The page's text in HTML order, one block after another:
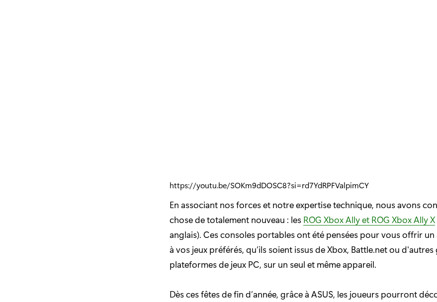
https://youtu.be/SOKm9dDOSC8?si=rd7YdRPFValpimCY
En associant nos forces et notre expertise technique, nous avons
chose de totalement nouveau : les ROG Xbox Ally et ROG Xbox Ally X
anglais). Ces consoles portables ont été pensées pour vous offrir un
à vos jeux préférés, qu’ils soient issus de Xbox, Battle.net ou
plateformes de jeux PC, sur un seul et même appareil.
Dès ces fêtes de fin d’année, grâce à ASUS, les joueurs pourront